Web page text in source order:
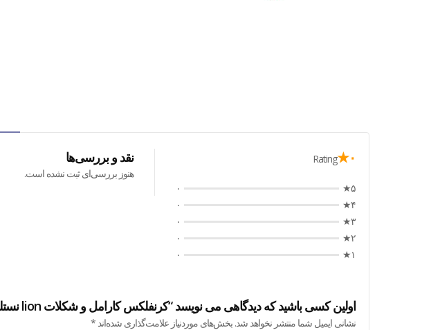
۰★ Rating
۵★
۰
۴★
۰
۳★
۰
۲★
۰
۱★
۰
نقد و بررسی‌ها
هنوز بررسی‌ای ثبت نشده است.
اولین کسی باشید که دیدگاهی می نویسد “کرنفلکس کارامل و شکلات lion نستله 400 گرمی”
نشانی ایمیل شما منتشر نخواهد شد. بخش‌های موردنیاز علامت‌گذاری شده‌اند *